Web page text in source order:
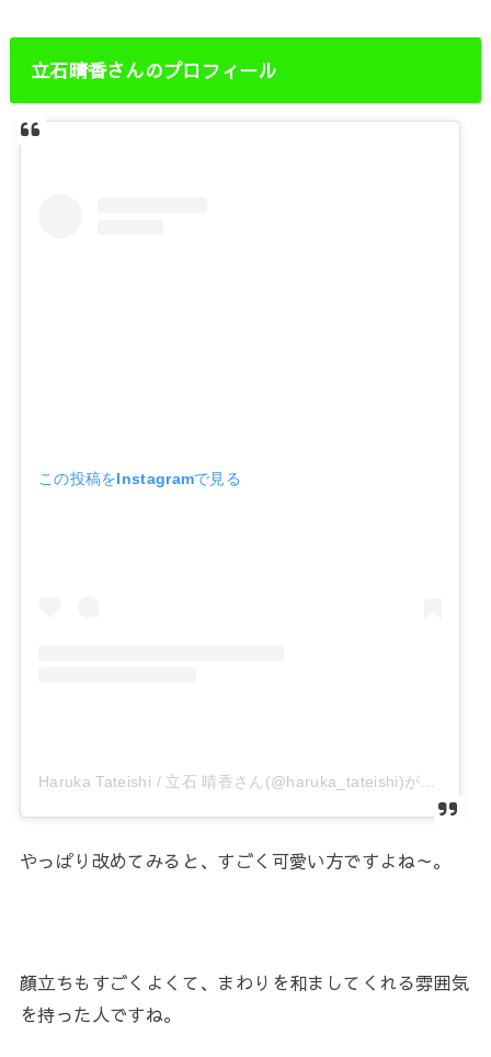
立石晴香さんのプロフィール
この投稿をInstagramで見る
やっぱり改めてみると、すごく可愛い方ですよね～。
顔立ちもすごくよくて、まわりを和ましてくれる雰囲気
を持った人ですね。